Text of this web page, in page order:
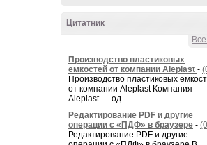
Цитатник
Производство пластиковых
емкостей от компании Aleplast -
Производство пластиковых
от компании Aleplast Компания
Aleplast — од...
Редактирование PDF и другие
операции с «ПДФ» в браузере -
Редактирование PDF и другие